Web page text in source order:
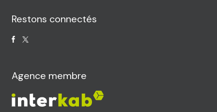
Restons connectés
Agence membre